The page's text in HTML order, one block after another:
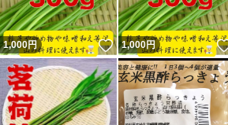
1,000円 いいね！
1,000円